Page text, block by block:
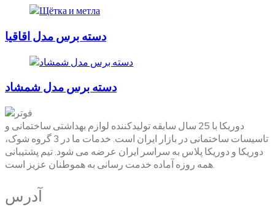
دسته برس مدل اقاقیا
دسته برس مدل شمشاد
دوریکا با 25 سال سابقه تولیدکننده لوازم بهداشتی ساختمانی و
تاسیسات ساختمانی در بازار ایران است. خدمات ما در 3 گروه شوک،
دوریکا و دوریکا پلاس به سراسر ایران عرضه می شود. تیم پشتیبانی
همه روزه آماده خدمت رسانی به هموطنان عزیز است.
آدرس